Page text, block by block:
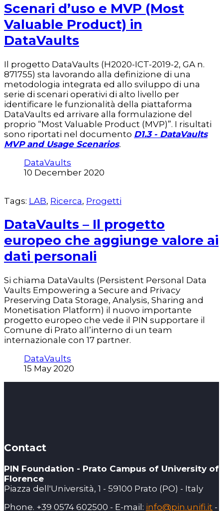
Scenari d’uso e MVP (Most
Valuable Product) in
DataVaults
Il progetto DataVaults (H2020-ICT-2019-2, GA n.
871755) sta lavorando alla definizione di una
metodologia integrata ed allo sviluppo di una
serie di scenari operativi di alto livello per
identificare le funzionalità della piattaforma
DataVaults ed arrivare alla formulazione del
proprio “Most Valuable Product (MVP)”. I risultati
sono riportati nel documento D1.3 - DataVaults
MVP and Usage Scenarios.
DataVaults
10 December 2020
Tags: LAB, Ricerca, Progetti
DataVaults – Il progetto
europeo che aggiunge valore ai
dati personali
Si chiama DataVaults (Persistent Personal Data
Vaults Empowering a Secure and Privacy
Preserving Data Storage, Analysis, Sharing and
Monetisation Platform) il nuovo importante
progetto europeo che vede il PIN supportare il
Comune di Prato all’interno di un team
internazionale con 17 partner.
DataVaults
15 May 2020
Contact
PIN Foundation - Prato Campus of University of
Florence
Piazza dell'Università, 1 - 59100 Prato (PO) - Italy
Phone. +39 0574 602500 - E-mail: info@pin.unifi.it -